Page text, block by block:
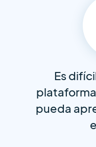
Es
pueda